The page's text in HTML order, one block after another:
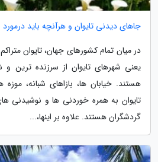
جاهای دیدنی تایوان و هرآنچه باید درمورد
در میان تمام کشورهای جهان، تایوان
یعنی شهرهای تایوان از سرزنده ترین
هستند. خیابان ها، بازاهای شبانه،
تایوان به همره خوردنی ها و نوشیدنی
گردشگران هستند. علاوه بر اینها،...